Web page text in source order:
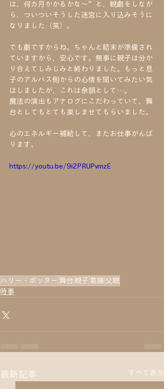
は、何カ月かかるかな～”と、観劇をしなが
ら、ついついそうした迷宮に入り込みそうに
なりました（笑）。
でも劇ですからね。ちゃんと結末が準備され
ていますから、安心です。無事に親子は分か
り合えてしみじみと終わりました。もっと息
子のアルバス側からの心情を聞いてみたい気
はしましたが、これは余韻として…。
魔法の演出もアナログにこだわっていて、舞
台としてもとても楽しませてもらいました。
心のエネルギー補給して、またお仕事がんば
ります。
https://youtu.be/9i2PRUPvmzE
ハリー・ポッター 舞台 親子 葛藤 父親
時事
最新記事 すべて表示